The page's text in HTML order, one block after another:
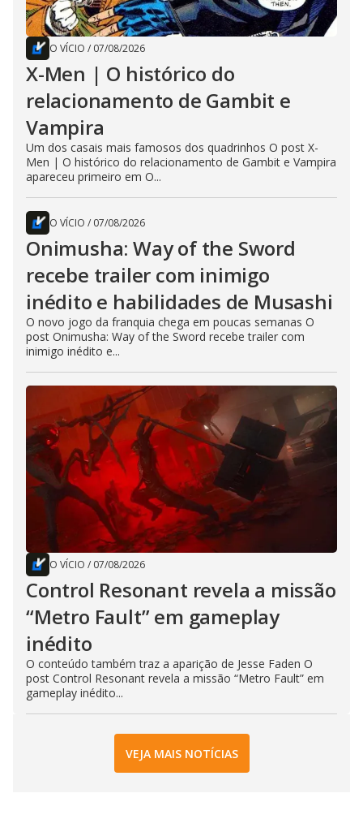
O VÍCIO / 07/08/2026
X-Men | O histórico do
relacionamento de Gambit e
Vampira
Um dos casais mais famosos dos quadrinhos O post X-
Men | O histórico do relacionamento de Gambit e Vampira
apareceu primeiro em O...
O VÍCIO / 07/08/2026
Onimusha: Way of the Sword
recebe trailer com inimigo
inédito e habilidades de Musashi
O novo jogo da franquia chega em poucas semanas O
post Onimusha: Way of the Sword recebe trailer com
inimigo inédito e...
O VÍCIO / 07/08/2026
Control Resonant revela a missão
“Metro Fault” em gameplay
inédito
O conteúdo também traz a aparição de Jesse Faden O
post Control Resonant revela a missão “Metro Fault” em
gameplay inédito...
VEJA MAIS NOTÍCIAS